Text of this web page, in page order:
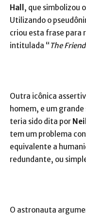
Hall , que simbolizou
Utilizando o
criou esta frase para
intitulada “ The
Outra icônica
homem, e um
teria sido dita por
tem um problema
equivalente a
redundante, ou
O astronauta